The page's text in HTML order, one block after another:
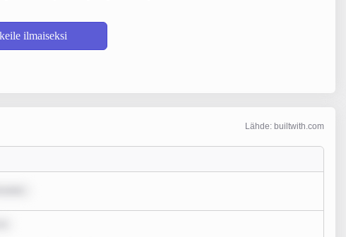
ilmaiseksi
Lähde: builtwith.com